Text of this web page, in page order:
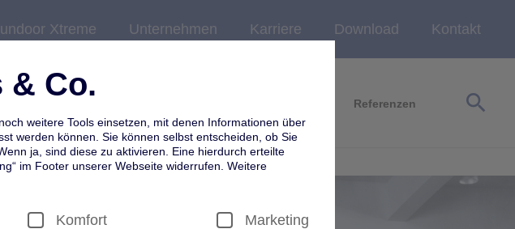
& Co.
weitere Tools einsetzen, mit denen Informationen über
werden können. Sie können selbst entscheiden, ob Sie
ja, sind diese zu aktivieren. Eine hierdurch erteilte
im Footer unserer Webseite widerrufen. Weitere
Komfort Marketing
Xtreme Unternehmen Karriere Download Kontakt
Referenzen search